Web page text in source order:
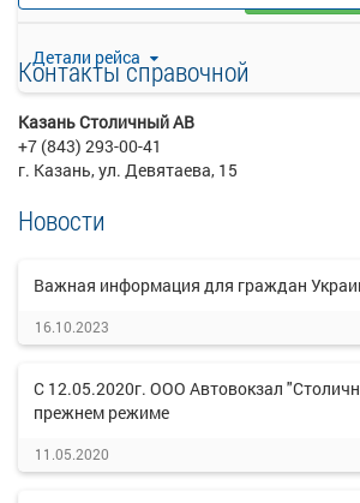
Детали рейса
Контакты справочной
Казань Столичный АВ
+7 (843) 293-00-41
г. Казань, ул. Девятаева, 15
Новости
Важная информация для граждан
16.10.2023
С 12.05.2020г. ООО Автовокзал
прежнем режиме
11.05.2020